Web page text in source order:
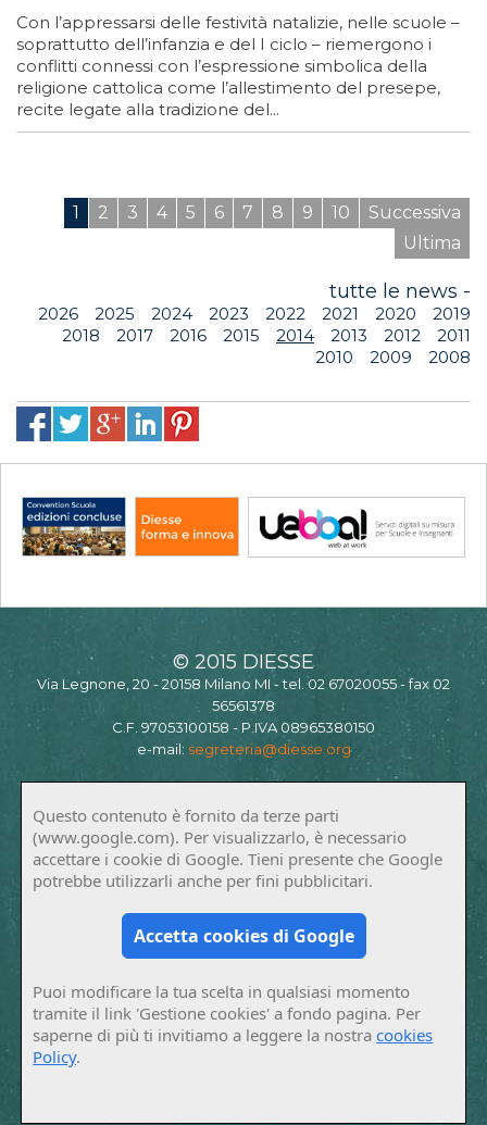
Con l’appressarsi delle festività natalizie, nelle scuole –
soprattutto dell’infanzia e del I ciclo – riemergono i
conflitti connessi con l’espressione simbolica della
religione cattolica come l’allestimento del presepe,
recite legate alla tradizione del...
1 2 3 4 5 6 7 8 9 10
Successiva
Ultima
tutte le news -
2026 2025 2024 2023 2022 2021 2020
2019
2018
2017 2016 2015 2014 2013 2012
2011
2010
2009 2008
© 2015 DIESSE
Via Legnone, 20 - 20158 Milano MI - tel. 02 67020055 - fax 02
56561378
C.F. 97053100158 - P.IVA 08965380150
e-mail: segreteria@diesse.org
Questo contenuto è fornito da terze parti
(www.google.com). Per visualizzarlo, è necessario
accettare i cookie di Google. Tieni presente che Google
potrebbe utilizzarli anche per fini pubblicitari.
Accetta cookies di Google
Puoi modificare la tua scelta in qualsiasi momento
tramite il link 'Gestione cookies' a fondo pagina. Per
saperne di più ti invitiamo a leggere la nostracookies
Policy.